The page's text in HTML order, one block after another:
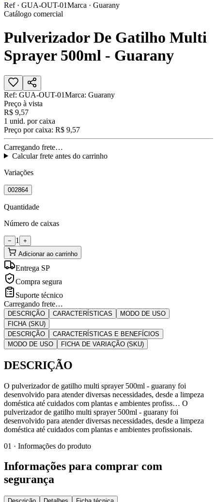
Ref · GUA-OUT-01Marca · Guarany
Catálogo comercial
Pulverizador De Gatilho Multi
Sprayer 500ml - Guarany
Ref: GUA-OUT-01Marca: Guarany
Preço à vista
R$ 9,57
1 unid. por caixa
Preço por caixa: R$ 9,57
Carregando frete…
Calcular frete antes do carrinho
Variações
002864
Quantidade
Número de caixas
− 1
+
Adicionar ao carrinho
Entrega SP
Compra segura
Suporte técnico
Carregando frete…
DESCRIÇÃO CARACTERÍSTICAS
MODO DE USO
FICHA (SKU)
DESCRIÇÃO
CARACTERÍSTICAS E BENEFÍCIOS
MODO DE USO
FICHA DE VARIAÇÃO (SKU)
DESCRIÇÃO
O pulverizador de gatilho multi sprayer 500ml - guarany foi
desenvolvido para atender diversas necessidades, desde a limpeza
doméstica até cuidados com plantas e ambientes profiss… O
pulverizador de gatilho multi sprayer 500ml - guarany foi
desenvolvido para atender diversas necessidades, desde a limpeza
doméstica até cuidados com plantas e ambientes profissionais.
01 · Informações do produto
Informações para comprar com
segurança